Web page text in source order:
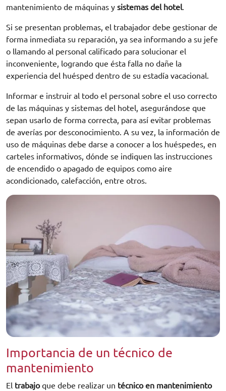
mantenimiento de máquinas y sistemas del hotel.
Si se presentan problemas, el trabajador debe gestionar de
forma inmediata su reparación, ya sea informando a su jefe
o llamando al personal calificado para solucionar el
inconveniente, logrando que ésta falla no dañe la
experiencia del huésped dentro de su estadía vacacional.
Informar e instruir al todo el personal sobre el uso correcto
de las máquinas y sistemas del hotel, asegurándose que
sepan usarlo de forma correcta, para así evitar problemas
de averías por desconocimiento. A su vez, la información de
uso de máquinas debe darse a conocer a los huéspedes, en
carteles informativos, dónde se indiquen las instrucciones
de encendido o apagado de equipos como aire
acondicionado, calefacción, entre otros.
Importancia de un técnico de
mantenimiento
El trabajoque debe realizar un técnico en mantenimiento